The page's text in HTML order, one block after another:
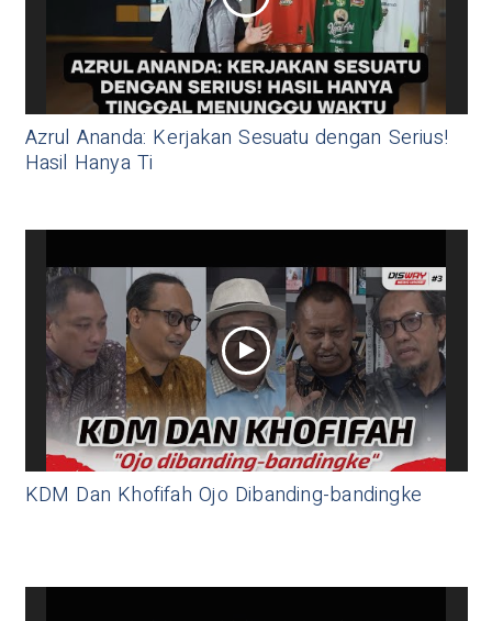
Azrul Ananda: Kerjakan Sesuatu dengan Serius!
Hasil Hanya Ti
KDM Dan Khofifah Ojo Dibanding-bandingke